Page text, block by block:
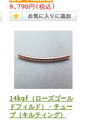
9,790円 (税込)
14kgf（ローズゴール
ドフィルド）・チュー
ブ（キルティング）